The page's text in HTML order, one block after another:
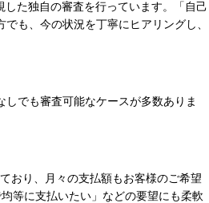
した独自の審査を行っています。「自己
も、今の状況を丁寧にヒアリングし、
しでも審査可能なケースが多数ありま
おり、月々の支払額もお客様のご希望
等に支払いたい」などの要望にも柔軟